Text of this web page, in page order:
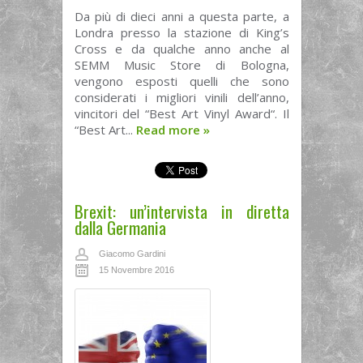
Da più di dieci anni a questa parte, a
Londra presso la stazione di King’s
Cross e da qualche anno anche al
SEMM Music Store di Bologna,
vengono esposti quelli che sono
considerati i migliori vinili dell’anno,
vincitori del “Best Art Vinyl Award“. Il
“Best Art... Read more »
Brexit: un’intervista in diretta
dalla Germania
Giacomo Gardini
15 Novembre 2016